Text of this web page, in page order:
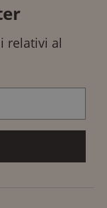
relativi al